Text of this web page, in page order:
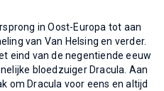
in Oost-Europa tot aan
van Van Helsing en verder.
eind van de negentiende eeuw
bloedzuiger Dracula. Aan
om Dracula voor eens en altijd